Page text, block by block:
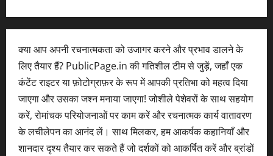
क्या आप अपनी रचनात्मकता को उजागर करने और प्रभाव डालने के
लिए तैयार हैं? PublicPage.in की गतिशील टीम से जुड़ें, जहाँ एक
कंटेंट राइटर या फ़ोटोग्राफ़र के रूप में आपकी प्रतिभा को महत्व दिया
जाएगा और उसका जश्न मनाया जाएगा! जोशीले पेशेवरों के साथ सहयोग
करें, रोमांचक परियोजनाओं पर काम करें और रचनात्मक कार्य वातावरण
के लचीलेपन का आनंद लें। साथ मिलकर, हम आकर्षक कहानियाँ और
शानदार दृश्य तैयार कर सकते हैं जो दर्शकों को आकर्षित करें और ब्रांडों